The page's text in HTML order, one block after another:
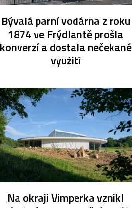
Bývalá parní vodárna z roku
1874 ve Frýdlantě prošla
konverzí a dostala nečekané
využití
Na okraji Vimperka vznikl